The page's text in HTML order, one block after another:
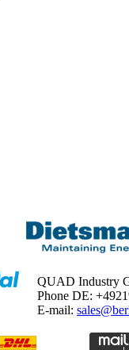
QUAD Industry
Phone DE:
E-mail: